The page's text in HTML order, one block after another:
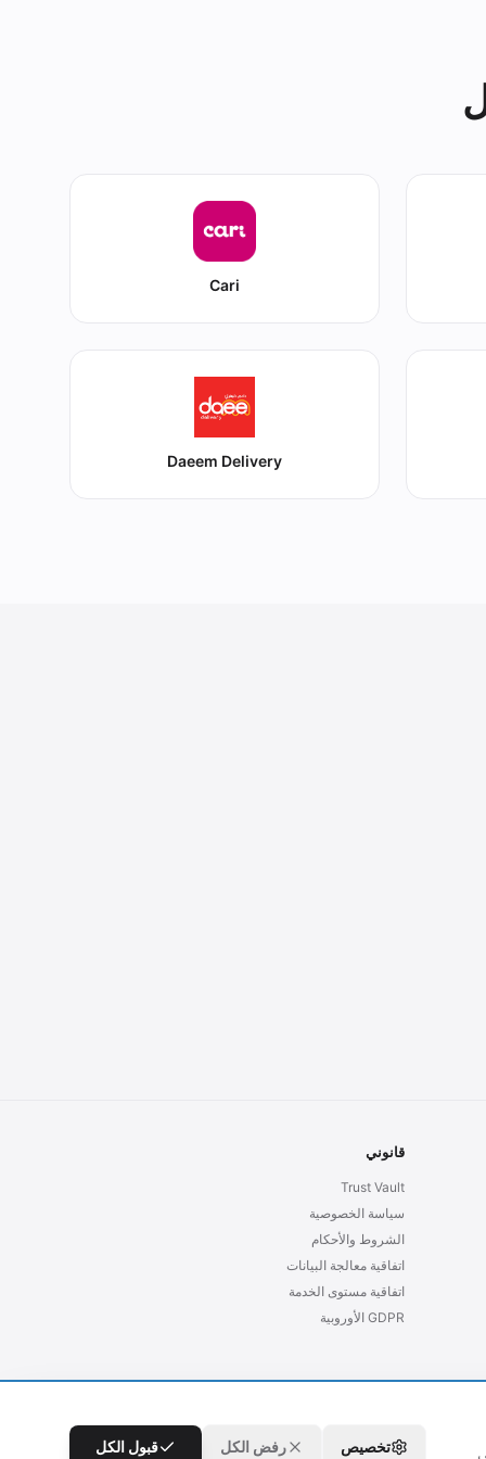
Cari
Daeem Delivery
قانوني
Trust Vault
سياسة الخصوصية
الشروط والأحكام
اتفاقية معالجة البيانات
اتفاقية مستوى الخدمة
GDPR الأوروبية
تخصيص رفض الكل قبول الكل